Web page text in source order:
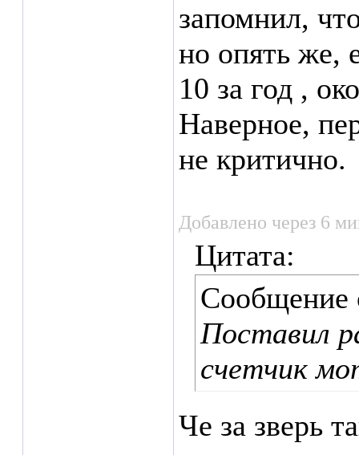
запомнил,
но опять же,
10 за год ,
Наверное,
не критично.
Добавлено через 6
Цитата:
Сообщение
Поставил
счетчик
Че за зверь